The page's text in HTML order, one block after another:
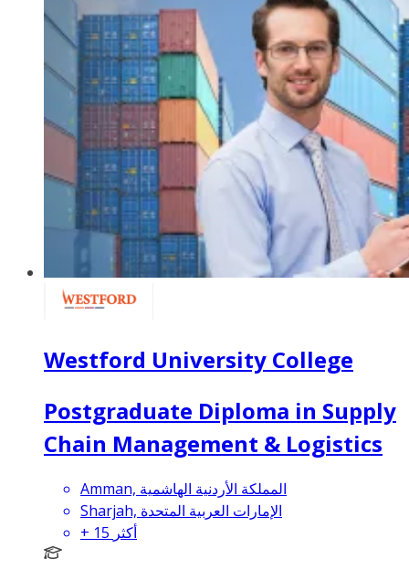
Westford University College
Postgraduate Diploma in Supply
Chain Management & Logistics
Amman, المملكة الأردنية الهاشمية
Sharjah, الإمارات العربية المتحدة
+ 15 أكثر